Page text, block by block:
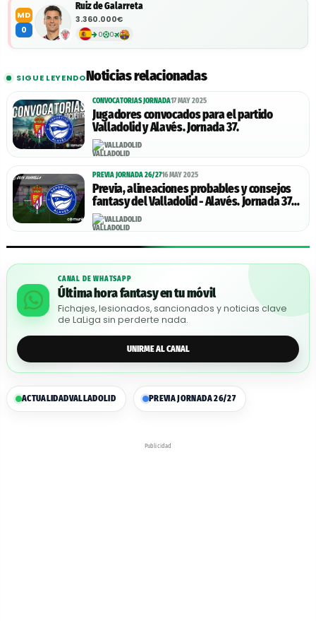
MD
0
Ruiz de Galarreta
3.360.000€
0 0
SIGUE LEYENDONoticias relacionadas
CONVOCATORIAS JORNADA17 MAY 2025
Jugadores convocados para el partido
Valladolid y Alavés. Jornada 37.
VALLADOLID
PREVIA JORNADA 26/2716 MAY 2025
Previa, alineaciones probables y consejos
fantasy del Valladolid - Alavés. Jornada 37
de LaLiga.
VALLADOLID
CANAL DE WHATSAPP
Última hora fantasy en tu móvil
Fichajes, lesionados, sancionados y noticias clave
de LaLiga sin perderte nada.
UNIRME AL CANAL
ACTUALIDADVALLADOLID PREVIA JORNADA 26/27
Publicidad